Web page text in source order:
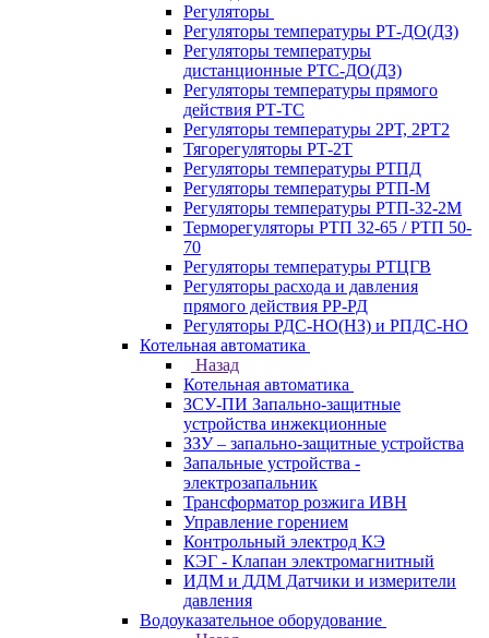
Регуляторы
Регуляторы температуры РТ-ДО(ДЗ)
Регуляторы температуры
дистанционные РТС-ДО(ДЗ)
Регуляторы температуры прямого
действия РТ-ТС
Регуляторы температуры 2РТ, 2РT2
Тягорегуляторы РТ-2Т
Регуляторы температуры РТПД
Регуляторы температуры РТП-M
Регуляторы температуры РТП-32-2М
Терморегуляторы РТП 32-65 / РТП 50-
70
Регуляторы температуры РТЦГВ
Регуляторы расхода и давления
прямого действия РР-РД
Регуляторы РДС-НО(НЗ) и РПДС-НО
Котельная автоматика
Назад
Котельная автоматика
ЗСУ-ПИ Запально-защитные
устройства инжекционные
ЗЗУ – запально-защитные устройства
Запальные устройства -
электрозапальник
Трансформатор розжига ИВН
Управление горением
Контрольный электрод КЭ
КЭГ - Клапан электромагнитный
ИДМ и ДДМ Датчики и измерители
давления
Водоуказательное оборудование